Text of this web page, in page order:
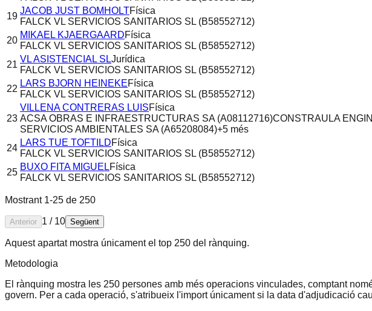
19
JACOB JUST BOMHOLTFísica
FALCK VL SERVICIOS SANITARIOS SL (B58552712)
20
MIKAEL KJAERGAARDFísica
FALCK VL SERVICIOS SANITARIOS SL (B58552712)
21
VL ASISTENCIAL SLJurídica
FALCK VL SERVICIOS SANITARIOS SL (B58552712)
22
LARS BJORN HEINEKEFísica
FALCK VL SERVICIOS SANITARIOS SL (B58552712)
23
VILLENA CONTRERAS LUISFísica
ACSA OBRAS E INFRAESTRUCTURAS SA (A08112716)CONSTRAULA
SERVICIOS AMBIENTALES SA (A65208084)+5 més
24
LARS TUE TOFTILDFísica
FALCK VL SERVICIOS SANITARIOS SL (B58552712)
25
BUXO FITA MIGUELFísica
FALCK VL SERVICIOS SANITARIOS SL (B58552712)
Mostrant 1-25 de 250
Anterior 1 / 10 Següent
Aquest apartat mostra únicament el top 250 del rànquing.
Metodologia
El rànquing mostra les 250 persones amb més operacions vinculades, comptant
govern. Per a cada operació, s'atribueix l'import únicament si la data d'adjudicació